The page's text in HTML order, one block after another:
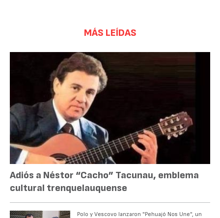
MÁS LEÍDAS
Adiós a Néstor “Cacho” Tacunau, emblema
cultural trenquelauquense
Polo y Vescovo lanzaron "Pehuajó Nos Une", un